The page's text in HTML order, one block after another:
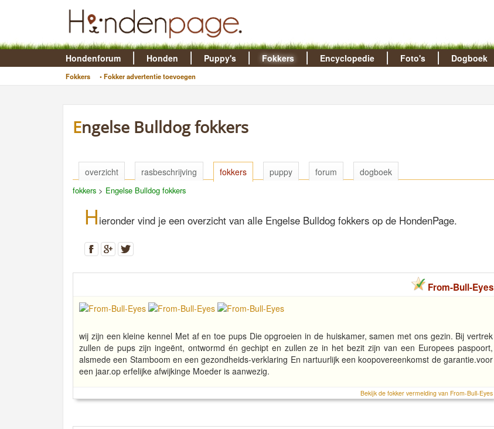
Hondenforum Honden Puppy's Fokkers
Fokkers • Fokker advertentie toevoegen
Encyclopedie Foto's Dogboek
Engelse Bulldog fokkers
overzicht rasbeschrijving fokkers puppy forum dogboek
fokkers > Engelse Bulldog fokkers
Hieronder vind je een overzicht van alle Engelse Bulldog fokkers op de HondenPage.
From-Bull-Eyes
wij zijn een kleine kennel Met af en toe pups Die opgroeien in de huiskamer, samen met ons gezin. Bij vertrek
zullen de pups zijn ingeënt, ontwormd én gechipt en zullen ze in het bezit zijn van een Europees paspoort,
alsmede een Stamboom en een gezondheids-verklaring En nartuurlijk een koopovereenkomst de garantie.voor
een jaar.op erfelijke afwijkinge Moeder is aanwezig.
Bekijk de fokker vermelding van From-Bull-Eyes